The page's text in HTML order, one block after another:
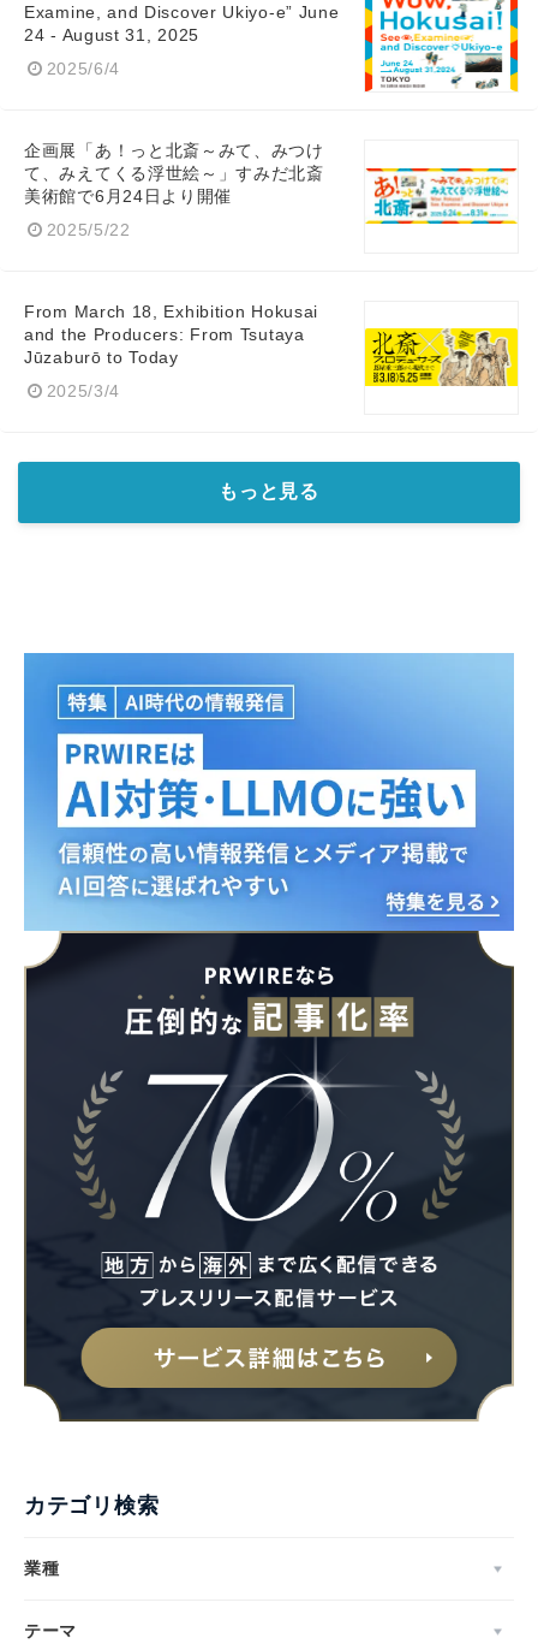
Examine, and Discover Ukiyo-e” June
24 - August 31, 2025
2025/6/4
企画展「あ！っと北斎～みて、みつけ
て、みえてくる浮世絵～」すみだ北斎
美術館で6月24日より開催
2025/5/22
From March 18, Exhibition Hokusai
and the Producers: From Tsutaya
Jūzaburō to Today
2025/3/4
もっと見る
カテゴリ検索
業種
テーマ